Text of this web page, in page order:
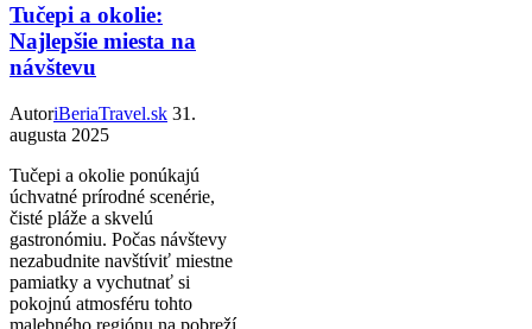
Tučepi a okolie:
Najlepšie miesta na
návštevu
AutoriBeriaTravel.sk 31.
augusta 2025
Tučepi a okolie ponúkajú
úchvatné prírodné scenérie,
čisté pláže a skvelú
gastronómiu. Počas návštevy
nezabudnite navštíviť miestne
pamiatky a vychutnať si
pokojnú atmosféru tohto
malebného regiónu na pobreží